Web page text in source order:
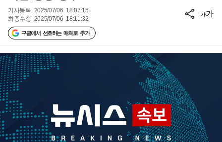
기사등록 2025/07/06 18:07:15
최종수정 2025/07/06 18:11:32
구글에서 선호하는 매체로 추가
가가